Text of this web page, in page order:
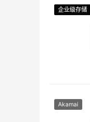
企业级存储
企业级存储
企业级存储
企业级存储
Akamai